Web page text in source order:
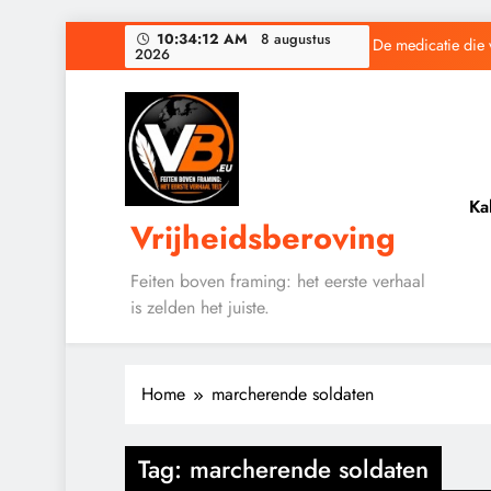
10:34:12 AM 8 augustus
2026
De medicatie
Baudet
De medicatie
Vrijheidsberoving
Feiten boven framing: het eerste verhaal
is zelden het juiste.
Home marcherende soldaten
Tag: marcherende soldaten